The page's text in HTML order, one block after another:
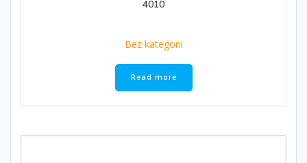
4010
Bez kategorii
Read more